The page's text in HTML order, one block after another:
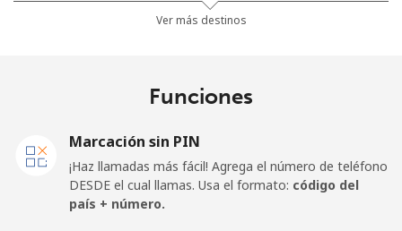
333 min por ⁦$5⁩
⁦39.5¢⁩ 12 min por ⁦$5⁩ ⁦16¢⁩
Ver más destinos
Funciones
Marcación sin PIN
¡Haz llamadas más fácil! Agrega el número de teléfono
DESDE el cual llamas. Usa el formato: código del
país + número.